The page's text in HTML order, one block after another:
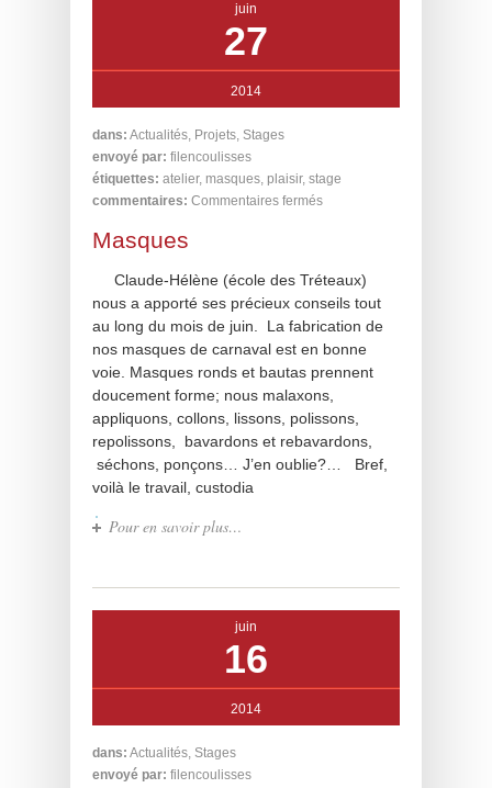
juin
27
2014
dans: Actualités, Projets, Stages
envoyé par: filencoulisses
étiquettes: atelier, masques, plaisir, stage
commentaires: Commentaires fermés
Masques
Claude-Hélène (école des Tréteaux)
nous a apporté ses précieux conseils tout
au long du mois de juin. La fabrication de
nos masques de carnaval est en bonne
voie. Masques ronds et bautas prennent
doucement forme; nous malaxons,
appliquons, collons, lissons, polissons,
repolissons, bavardons et rebavardons,
séchons, ponçons… J’en oublie?… Bref,
voilà le travail, custodia
Pour en savoir plus…
juin
16
2014
dans: Actualités, Stages
envoyé par: filencoulisses